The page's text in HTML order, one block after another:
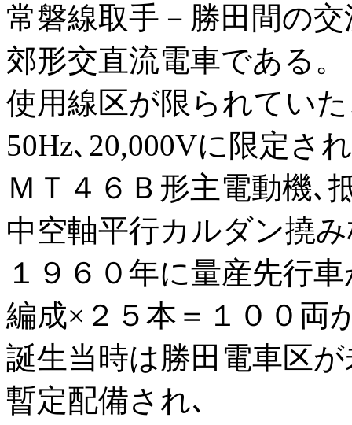
常磐線取手－勝田間の
郊形交直流電車である。
使用線区が限られてい
50Hz､20,000Vに限定さ
ＭＴ４６Ｂ形主電動機､
中空軸平行カルダン撓
１９６０年に量産先行
編成×２５本＝１００両
誕生当時は勝田電車区
暫定配備され､